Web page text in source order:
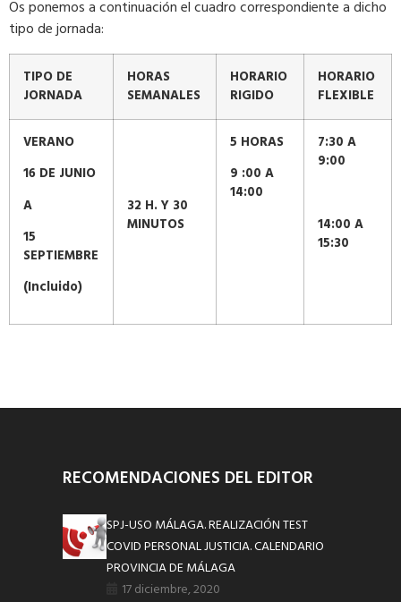
Os ponemos a continuación el cuadro correspondiente a dicho
tipo de jornada:
TIPO DE
JORNADA
HORAS
SEMANALES
HORARIO
RIGIDO
HORARIO
FLEXIBLE
VERANO
16 DE JUNIO
A
15
SEPTIEMBRE
(Incluido)
32 H. Y 30
MINUTOS
5 HORAS
9 :00 A
14:00
7:30 A
9:00
14:00 A
15:30
RECOMENDACIONES DEL EDITOR
SPJ-USO MÁLAGA. REALIZACIÓN TEST
COVID PERSONAL JUSTICIA. CALENDARIO
PROVINCIA DE MÁLAGA
17 diciembre, 2020